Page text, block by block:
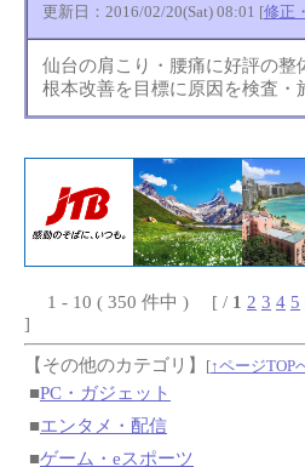
更新日：2016/02/20(Sat) 08:01 [修正
仙台の肩こり・腰痛に好評の整
根本改善を目標に原因を検査・
1 - 10 ( 350 件中 ) [ / 1 2 3 4 5
]
【その他のカテゴリ】 [↑ページTOP
■PC・ガジェット
■エンタメ・配信
■ゲーム・eスポーツ